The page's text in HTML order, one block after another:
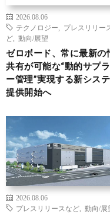
2026.08.06
テクノロジー
プレスリリー
ど
動向/展望
ゼロボード、常に最新の
共有が可能な“動的サプ
ー管理”実現する新シス
提供開始へ
2026.08.06
プレスリリースなど
動向/展